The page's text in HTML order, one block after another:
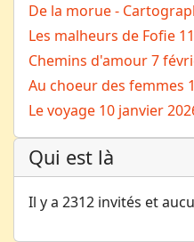
De la morue -
Les malheurs de Fofie
Chemins d'amour7
Au choeur des femmes
Le voyage 10 janvier
Qui est là
Il y a 2312 invités et